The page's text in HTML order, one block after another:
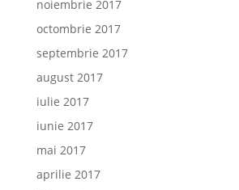
noiembrie 2017
octombrie 2017
septembrie 2017
august 2017
iulie 2017
iunie 2017
mai 2017
aprilie 2017